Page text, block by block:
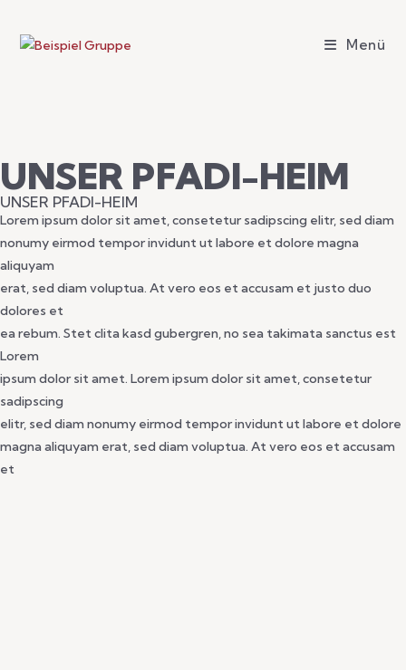
Menü
UNSER PFADI-HEIM
UNSER PFADI-HEIM
Lorem ipsum dolor sit amet, consetetur sadipscing elitr, sed diam
nonumy eirmod tempor invidunt ut labore et dolore magna
aliquyam
erat, sed diam voluptua. At vero eos et accusam et justo duo
dolores et
ea rebum. Stet clita kasd gubergren, no sea takimata sanctus est
Lorem
ipsum dolor sit amet. Lorem ipsum dolor sit amet, consetetur
sadipscing
elitr, sed diam nonumy eirmod tempor invidunt ut labore et dolore
magna aliquyam erat, sed diam voluptua. At vero eos et accusam
et